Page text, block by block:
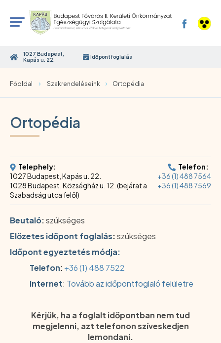
1027 Budapest,
Kapás u. 22.
Időpontfoglalás
Főoldal › Szakrendeléseink › Ortopédia
Ortopédia
Telephely:
1027 Budapest, Kapás u. 22.
1028 Budapest. Községház u. 12. (bejárat a
Szabadság utca felől)
Telefon:
+36 (1) 488 7564
+36 (1) 488 7569
Beutaló:szükséges
Előzetes időpont foglalás:szükséges
Időpont egyeztetés módja:
Telefon: +36 (1) 488 7522
Internet: Tovább az időpontfoglaló felületre
Kérjük, ha a foglalt időpontban nem tud
megjelenni, azt telefonon szíveskedjen
lemondani.